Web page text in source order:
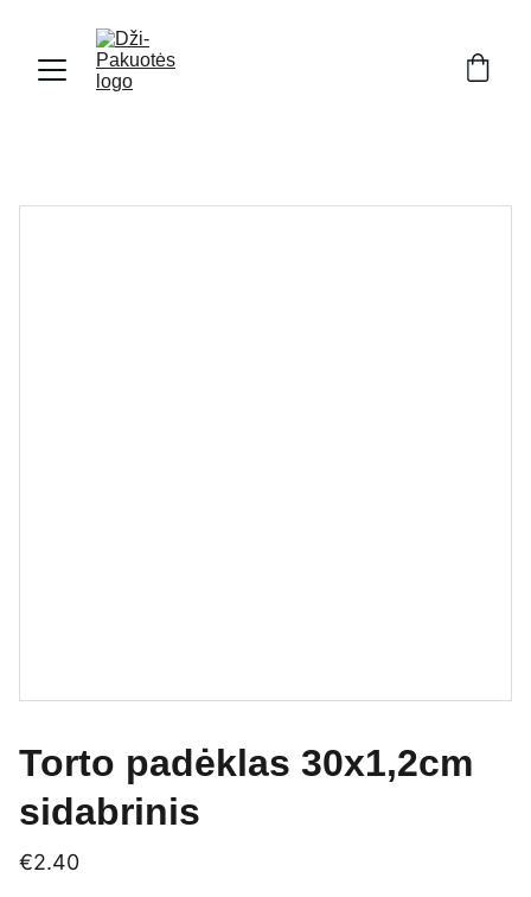
Torto padėklas 30x1,2cm
sidabrinis
€2.40